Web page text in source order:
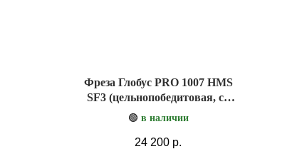
Фреза Глобус PRO 1007 HMS
SF3 (цельнопобедитовая, со
стружколомом)
🟢 в наличии
24 200 р.